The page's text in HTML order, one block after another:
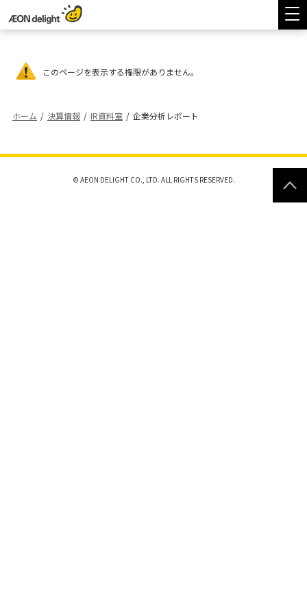
ホーム / 決算情報 / IR資料室 / 企業分析レポート
このページを表示する権限がありません。
© AEON DELIGHT CO., LTD. ALL RIGHTS RESERVED.